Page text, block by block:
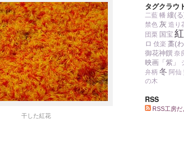
干した紅花
タグクラウ
二藍 幡 縷(
禁色 灰 造り
団栗 国宝
ロ 伎楽 藁(
御花神饌 奈
映画「紫」
弁柄 冬 阿仙
の木
RSS
RSS工房